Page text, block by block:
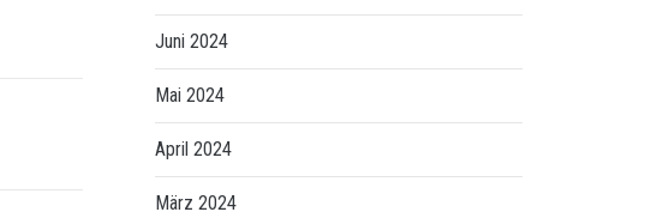
Juni 2024
Mai 2024
April 2024
März 2024